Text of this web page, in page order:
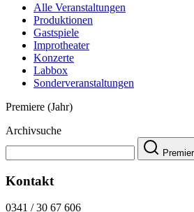
Alle Veranstaltungen
Produktionen
Gastspiele
Improtheater
Konzerte
Labbox
Sonderveranstaltungen
Premiere (Jahr)
Archivsuche
Kontakt
0341 / 30 67 606